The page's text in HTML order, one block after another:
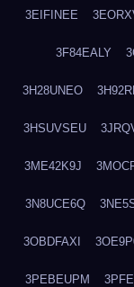
3EIFINEE
3F84EALY
3H28UNEO
3HSUVSEU
3ME42K9J
3N8UCE6Q
3OBDFAXI
3PEBEUPM